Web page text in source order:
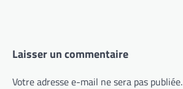
Laisser un commentaire
Votre adresse e-mail ne sera pas publiée.